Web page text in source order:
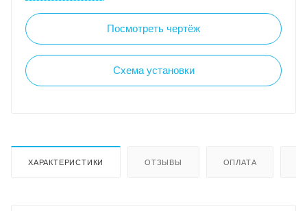
Посмотреть чертёж
Схема установки
ХАРАКТЕРИСТИКИ ОТЗЫВЫ ОПЛАТА